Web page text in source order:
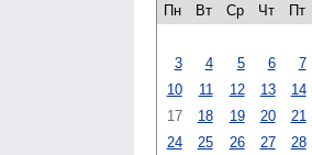
Пн
Вт Ср Чт Пт
3
4 5 6 7
10
11 12 13 14
17
18 19 20 21
24
25 26 27 28